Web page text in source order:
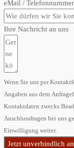
eMail / Telefonnummer
Ihre Nachricht an uns
Wenn Sie uns per
Angaben aus dem
Kontaktdaten zwecks
Anschlussfragen bei uns
Einwilligung weiter.
Jetzt unverbindlich